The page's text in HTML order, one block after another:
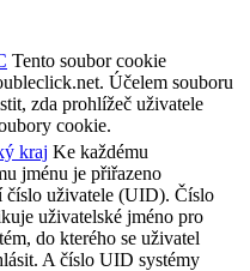
Tento soubor cookie
Účelem souboru
zda prohlížeč uživatele
cookie.
kraj Ke každému
jménu je přiřazeno
číslo uživatele (UID). Číslo
uživatelské jméno pro
do kterého se uživatel
A číslo UID systémy